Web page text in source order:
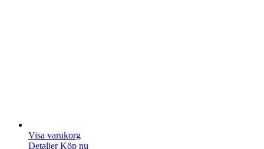
Visa varukorg
Detaljer Köp nu